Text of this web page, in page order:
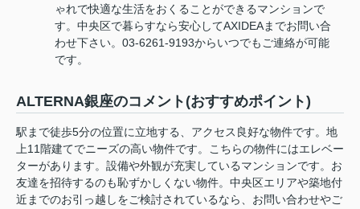
ゃれで快適な生活をおくることができるマンションで
す。中央区で暮らすなら安心してAXIDEAまでお問い合
わせ下さい。03-6261-9193からいつでもご連絡が可能
です。
ALTERNA銀座のコメント(おすすめポイント)
駅まで徒歩5分の位置に立地する、アクセス良好な物件です。地
上11階建てでニーズの高い物件です。こちらの物件にはエレベー
ターがあります。設備や外観が充実しているマンションです。お
友達を招待するのも恥ずかしくない物件。中央区エリアや築地付
近までのお引っ越しをご検討されているなら、お問い合わせやご